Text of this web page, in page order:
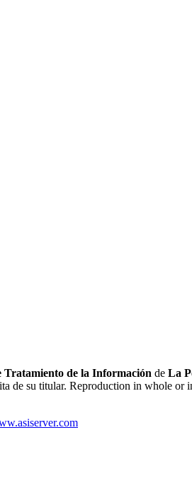
Tratamiento de la Información de La
de su titular. Reproduction in whole